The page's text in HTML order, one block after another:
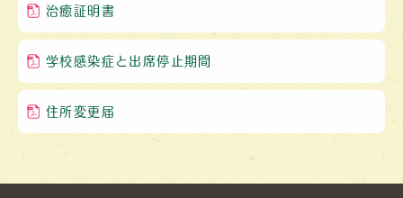
治癒証明書
学校感染症と出席停止期間
住所変更届